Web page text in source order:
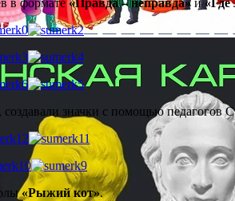
в формате «Правда – неправда»и «Где
значки с помощью педагогов
«Рыжий кот».